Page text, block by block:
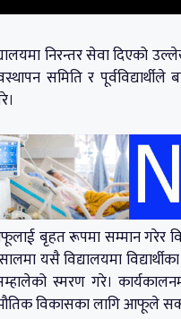
निरन्तर सेवा दिएको
समिति र
बृहत रूपमा सम्मान गरेर
यसै विद्यालयमा
स्मरण गरे।
विकासका लागि आफूले